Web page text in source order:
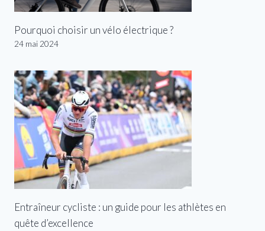
Pourquoi choisir un vélo électrique ?
24 mai 2024
Entraîneur cycliste : un guide pour les athlètes en
quête d’excellence